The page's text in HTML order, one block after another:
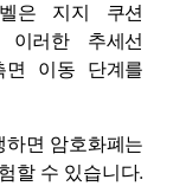
은 지지 쿠션
러한 추세선
면 이동 단계를
면 암호화폐는
할 수 있습니다.